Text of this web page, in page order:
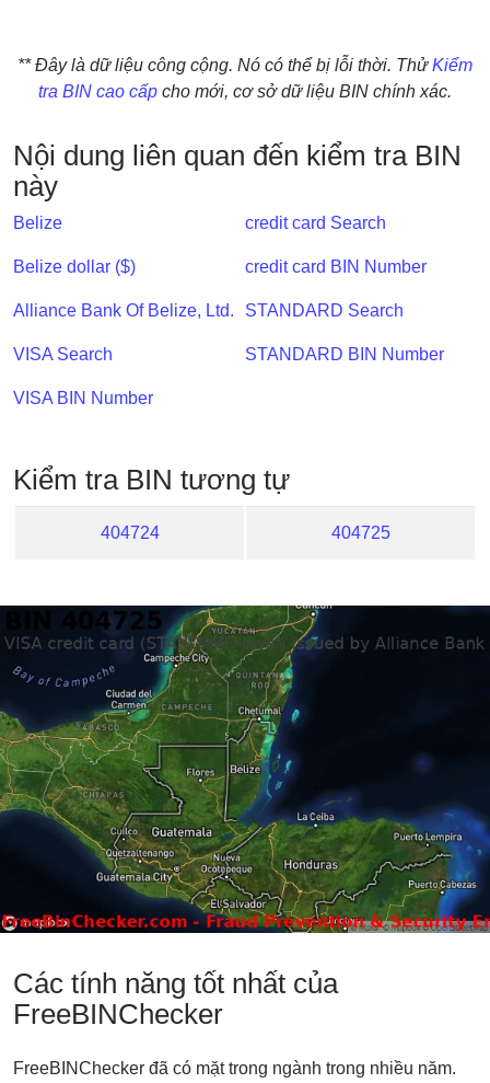
Address
Lookup
IP
BIN
/
** Đây là dữ liệu công cộng. Nó có thể bị lỗi thời. ThửKiểm
tra BIN cao cấp cho mới, cơ sở dữ liệu BIN chính xác.
Nội dung liên quan đến kiểm tra BIN
này
Belize
Belize dollar ($)
Alliance Bank Of Belize, Ltd.
VISA Search
VISA BIN Number
credit card Search
credit card BIN Number
STANDARD Search
STANDARD BIN Number
Kiểm tra BIN tương tự
404724 404725
Các tính năng tốt nhất của
FreeBINChecker
FreeBINChecker đã có mặt trong ngành trong nhiều năm.